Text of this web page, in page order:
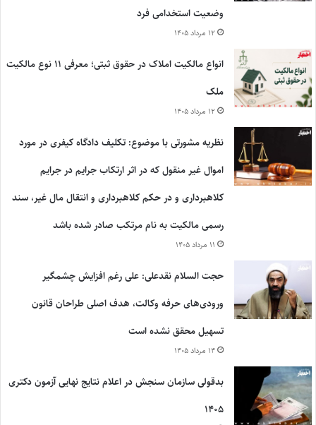
وضعیت استخدامی فرد
۱۲ مرداد ۱۴۰۵
انواع مالکیت املاک در حقوق ثبتی؛ معرفی ۱۱ نوع مالکیت
ملک
۱۲ مرداد ۱۴۰۵
نظریه مشورتی با موضوع: تکلیف دادگاه کیفری در مورد
اموال غیر منقول که در اثر ارتکاب جرایم در جرایم
کلاهبرداری و در حکم کلاهبرداری و انتقال مال غیر، سند
رسمی مالکیت به نام مرتکب صادر شده باشد
۱۱ مرداد ۱۴۰۵
حجت السلام نقدعلی: علی رغم افزایش چشمگیر
ورودی‌های حرفه وکالت، هدف اصلی طراحان قانون
تسهیل محقق نشده است
۱۴ مرداد ۱۴۰۵
بدقولی سازمان سنجش در اعلام نتایج نهایی آزمون دکتری
۱۴۰۵